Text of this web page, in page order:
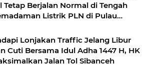
Tetap Berjalan Normal di Tengah
Listrik PLN di Pulau
Lonjakan Traffic Jelang Libur
Cuti Bersama Idul Adha 1447 H, HK
Jalan Tol Sibanceh